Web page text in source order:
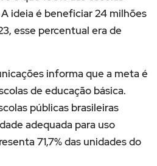
ideia é beneficiar 24 milhões
esse percentual era de
informa que a meta é
de educação básica.
públicas brasileiras
adequada para uso
71,7% das unidades do